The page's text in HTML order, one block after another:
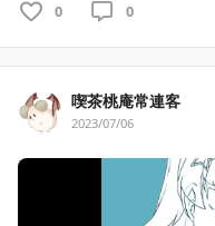
0 0
喫茶桃庵常連客
2023/07/06